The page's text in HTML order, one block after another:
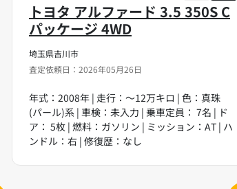
埼玉県吉川市
査定依頼日：2026年05月26日
トヨタ アルファード 3.5 350S C
パッケージ 4WD
年式：2008年 | 走行：～12万キロ | 色：真珠
(パール)系 | 車検：未入力 | 乗車定員： 7名 | ド
ア： 5枚 | 燃料：ガソリン | ミッション：AT | ハ
ンドル：右 | 修復歴：なし